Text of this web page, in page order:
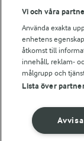
© 2026 Arla Foods
Integritetspolicy
Vi och våra
Använda exakta
enhetens
åtkomst till
innehåll, reklam-
målgrupp och
Lista över